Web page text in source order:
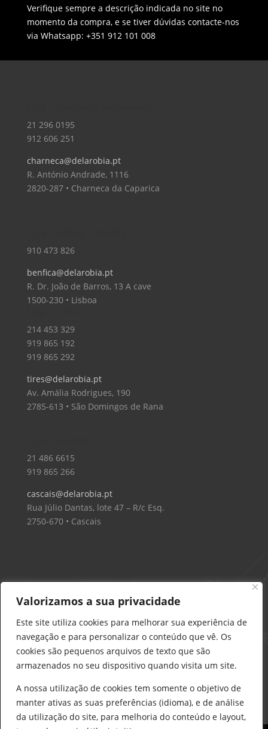
Valorizamos a sua privacidade
Este site utiliza cookies para melhorar sua experiência de
navegação e para personalizar o conteúdo que vê. Os
cookies são pequenos arquivos de texto que são
armazenados no seu dispositivo quando visita um site.
A nossa utilização de cookies tem somente o objetivo de
manter ativas as suas preferências (idioma), e de análise
da utilização do site, para melhoria do conteúdo e layout,
Verifique sempre a descrição indicada no site no
momento da compra, e se tiver dúvidas contacte-nos
via Whatsapp: +351 912 101 008
21 296 0195
912 606 251
charneca@delarobia.pt
R. António Andrade, 1116
2820-287 • Charneca da Caparica
910 473 826
benfica@delarobia.pt
R. Dr. João de Barros, 13 A cave
1500-230 • Lisboa
214 453 329
919 865 192
919 865 292
tires@delarobia.pt
Av. Amália Rodrigues, 190
2785-613 • São Domingos de Rana
21 486 6615
919 865 266
cascais@delarobia.pt
Rua Júlio Dantas, lote 47 – R/c Esq.
2750-670 • Cascais
Delarobia – Construção
912 441 514
construcao@delarobia.pt
R. António Andrade, 1171
2820-287 • Charneca de Caparica